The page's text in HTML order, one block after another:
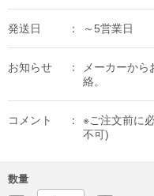
発送日 ～5営業日
お知らせ
メーカーか
絡。
コメント
※ご注文前に
不可)
数量